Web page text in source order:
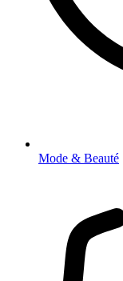
Mode & Beauté